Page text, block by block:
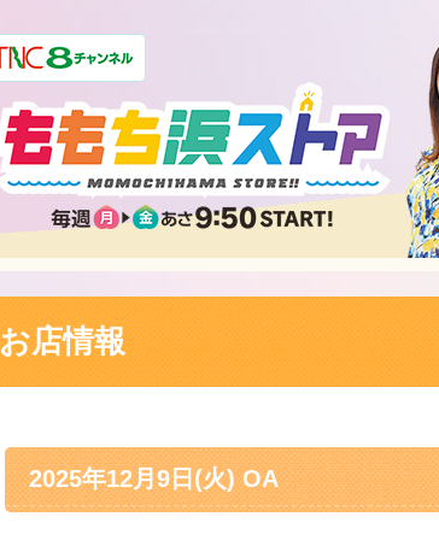
お店情報
2025年12月9日(火) OA